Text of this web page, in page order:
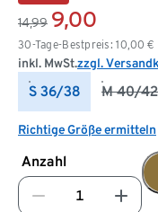
14,99 9,00
30-Tage-Bestpreis: 10,00 €
inkl. MwSt.zzgl.
S 36/38 M 40/42
Richtige Größe ermitteln
Anzahl